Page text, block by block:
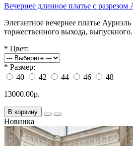
Вечернее длинное платье с
Элегантное вечернее платье
торжественного выхода,
* Цвет:
* Размер:
40
42 44 46
48
13000.00р.
В корзину
Новинка